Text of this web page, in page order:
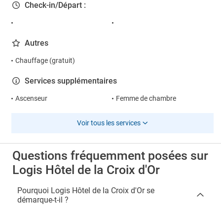
Check-in/Départ :
Autres
Chauffage (gratuit)
Services supplémentaires
Ascenseur Femme de chambre
Voir tous les services
Questions fréquemment posées sur
Logis Hôtel de la Croix d'Or
Pourquoi Logis Hôtel de la Croix d'Or se
démarque-t-il ?